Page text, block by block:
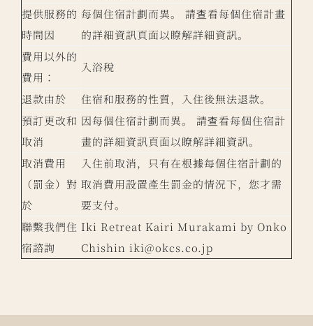
提供服務的
時間因
每個住宿計劃而異。 請查看每個住宿計畫
的詳細資訊頁面以瞭解詳細資訊。
費用以外的
費用：
入浴稅
退款由於
住宿和服務的性質，入住後無法退款。
預訂更改和
取消
因每個住宿計劃而異。 請查看每個住宿計
畫的詳細資訊頁面以瞭解詳細資訊。
取消費用
（罰金）對
於
入住前取消，只有在根據每個住宿計劃的
取消費用設置產生罰金的情況下，您才需
要支付。
聯繫我們住
宿諮詢
Iki Retreat Kairi Murakami by Onko
Chishin iki@okcs.co.jp